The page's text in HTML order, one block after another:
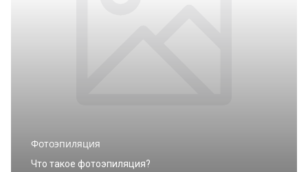
Фотоэпиляция
Что такое фотоэпиляция?